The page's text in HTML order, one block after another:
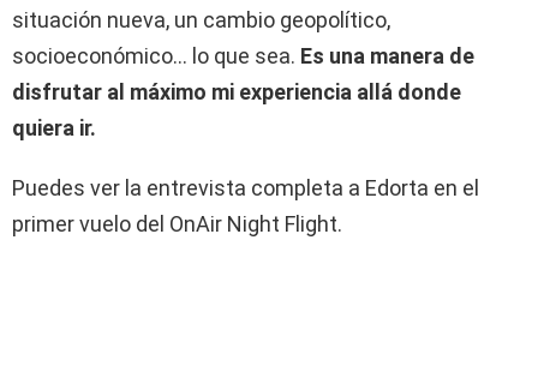
situación nueva, un cambio geopolítico,
socioeconómico… lo que sea. Es una manera de
disfrutar al máximo mi experiencia allá donde
quiera ir.
Puedes ver la entrevista completa a Edorta en el
primer vuelo del OnAir Night Flight.